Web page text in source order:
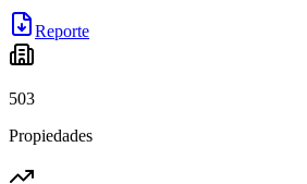
Reporte
503
Propiedades